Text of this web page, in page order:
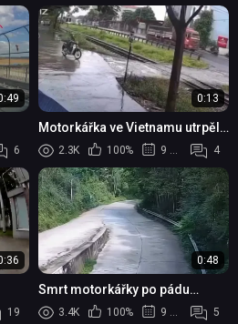
6
0:13
Motorkářka ve Vietnamu utrpěla
vážné zranění po střetu s
vlakem
2.3K 100% 9 měsíců 4
19
0:48
Smrt motorkářky po pádu
stromu
3.4K 100% 9 měsíců 5